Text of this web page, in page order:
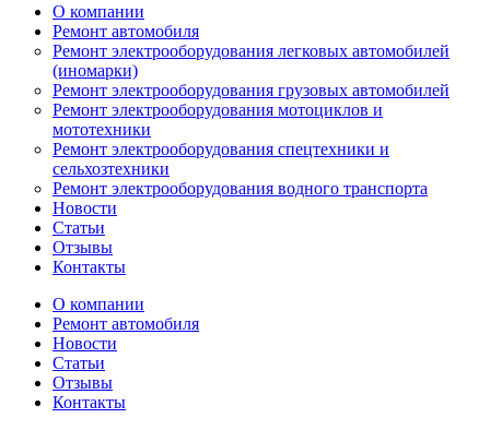
О компании
Ремонт автомобиля
Ремонт электрооборудования легковых автомобилей
(иномарки)
Ремонт электрооборудования грузовых автомобилей
Ремонт электрооборудования мотоциклов и
мототехники
Ремонт электрооборудования спецтехники и
сельхозтехники
Ремонт электрооборудования водного транспорта
Новости
Статьи
Отзывы
Контакты
О компании
Ремонт автомобиля
Новости
Статьи
Отзывы
Контакты